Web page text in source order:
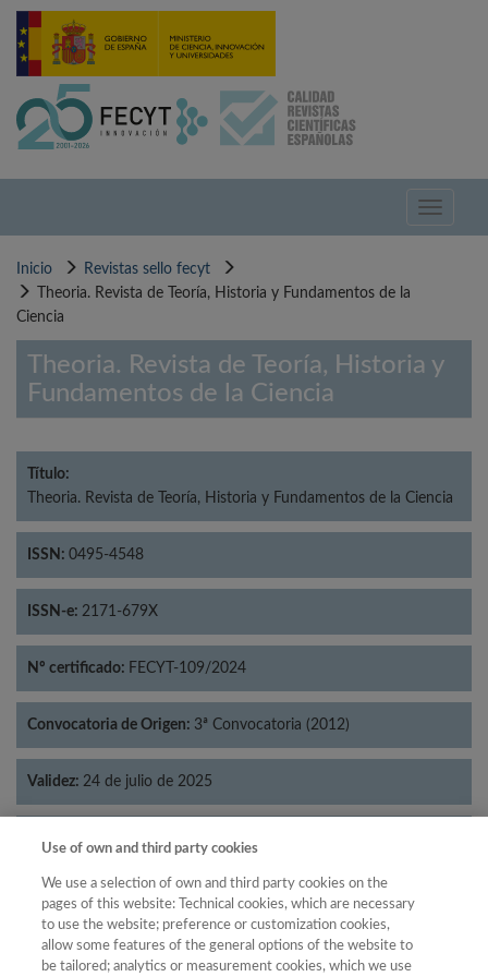
Pasar
contenido
Toggle
Inicio
Revistas sello fecyt
Theoria. Revista de Teoría, Historia y Fundamentos de la
Ciencia
Theoria. Revista de Teoría, Historia y
Fundamentos de la Ciencia
Título:
Theoria. Revista de Teoría, Historia y Fundamentos de la Ciencia
ISSN: 0495-4548
ISSN-e: 2171-679X
Nº certificado: FECYT-109/2024
Convocatoria de Origen: 3ª Convocatoria (2012)
Validez: 24 de julio de 2025
Categorías: Filosofía
Año
Use of own and third party cookies
We use a selection of own and third party cookies on the
pages of this website: Technical cookies, which are necessary
to use the website; preference or customization cookies,
allow some features of the general options of the website to
be tailored; analytics or measurement cookies, which we use